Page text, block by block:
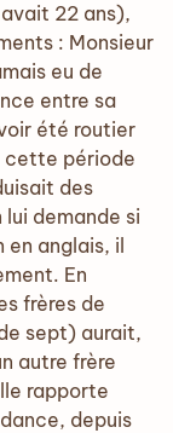
22 ans),
: Monsieur
eu de
entre sa
été routier
cette période
des
demande si
anglais, il
En
frères de
sept) aurait,
autre frère
rapporte
depuis